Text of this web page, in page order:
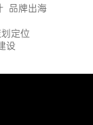
品牌出海
定位
设